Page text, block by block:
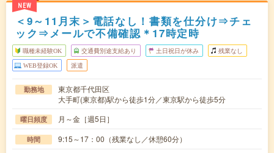
NEW
＜9～11月末＞電話なし！書類を仕分け⇒チェ
ック⇒メールで不備確認＊17時定時
職種未経験OK 交通費別途支給あり 土日祝日が休み 残業なし
WEB登録OK 派遣
勤務地
東京都千代田区
大手町(東京都)駅から徒歩1分／東京駅から徒歩5分
曜日頻度 月～金［週5日］
時間 9:15～17：00（残業なし／休憩60分）